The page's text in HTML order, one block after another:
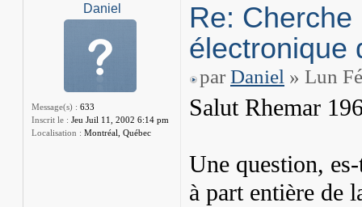
Daniel
Message(s) : 633
Inscrit le : Jeu Juil 11, 2002 6:14 pm
Localisation : Montréal, Québec
Re:
électronique
par Daniel » Lun
Salut Rhemar
Une question,
à part entière de